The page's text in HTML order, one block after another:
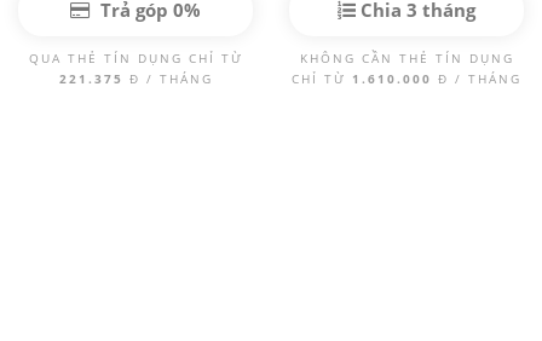
Trả góp 0%
QUA THẺ TÍN DỤNG CHỈ TỪ
221.375 Đ / THÁNG
Chia 3 tháng
KHÔNG CẦN THẺ TÍN DỤNG
CHỈ TỪ 1.610.000 Đ / THÁNG